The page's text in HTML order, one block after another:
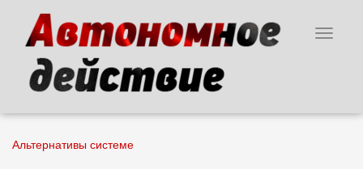
основному
содержанию
Toggle
Альтернативы системе